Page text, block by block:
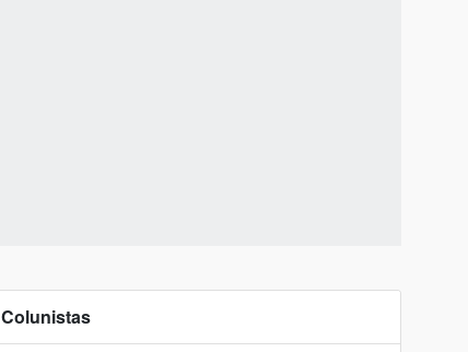
Colunistas